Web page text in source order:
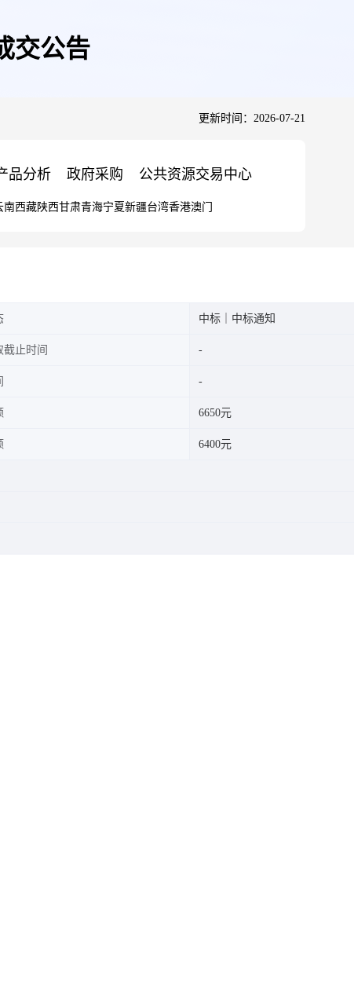
交公告
更新时间：2026-07-21
品分析 政府采购 公共资源交易中心
南西藏陕西甘肃青海宁夏新疆台湾香港澳门
中标｜中标通知
止时间
6650元
6400元